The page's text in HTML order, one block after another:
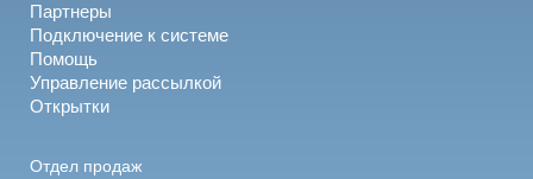
Партнеры
Подключение к системе
Помощь
Управление рассылкой
Открытки
Отдел продаж